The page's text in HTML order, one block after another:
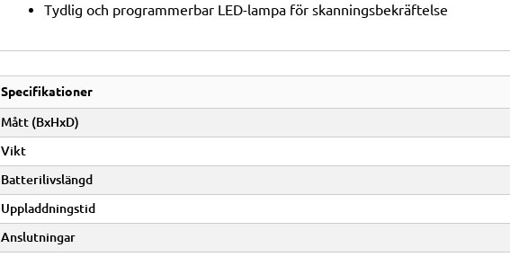
Tydlig och programmerbar LED-lampa för skanningsbekräftelse
Specifikationer
Mått (BxHxD)
Vikt
Batterilivslängd
Uppladdningstid
Anslutningar